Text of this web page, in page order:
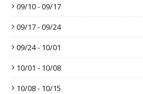
09/10 - 09/17
09/17 - 09/24
09/24 - 10/01
10/01 - 10/08
10/08 - 10/15